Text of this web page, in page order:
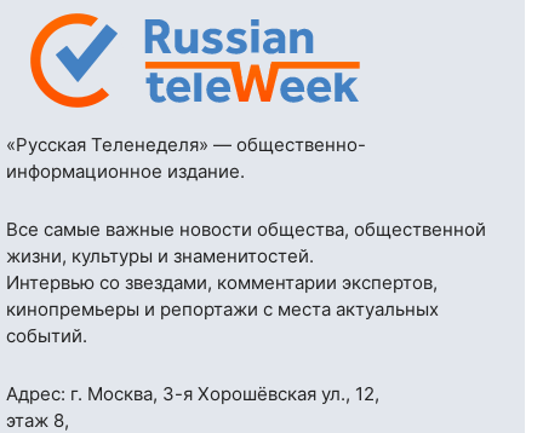
«Русская Теленеделя» — общественно-
информационное издание.
Все самые важные новости общества, общественной
жизни, культуры и знаменитостей.
Интервью со звездами, комментарии экспертов,
кинопремьеры и репортажи с места актуальных
событий.
Адрес: г. Москва, 3-я Хорошёвская ул., 12,
этаж 8,